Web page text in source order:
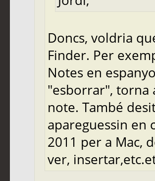
Doncs, voldria
Finder. Per
Notes en
"esborrar", torna
note. També
apareguessin en
2011 per a Mac,
ver,